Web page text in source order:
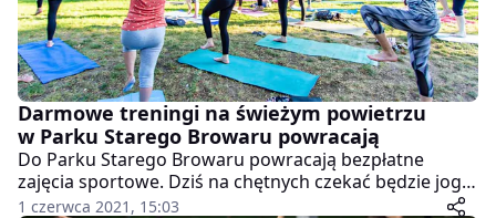
Darmowe treningi na świeżym powietrzu
w Parku Starego Browaru powracają
Do Parku Starego Browaru powracają bezpłatne
zajęcia sportowe. Dziś na chętnych czekać będzie joga
na świeżym powietrzu.
1 czerwca 2021, 15:03